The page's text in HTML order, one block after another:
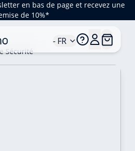
en bas de page et recevez une
de 10%*
- FR
Sécurité